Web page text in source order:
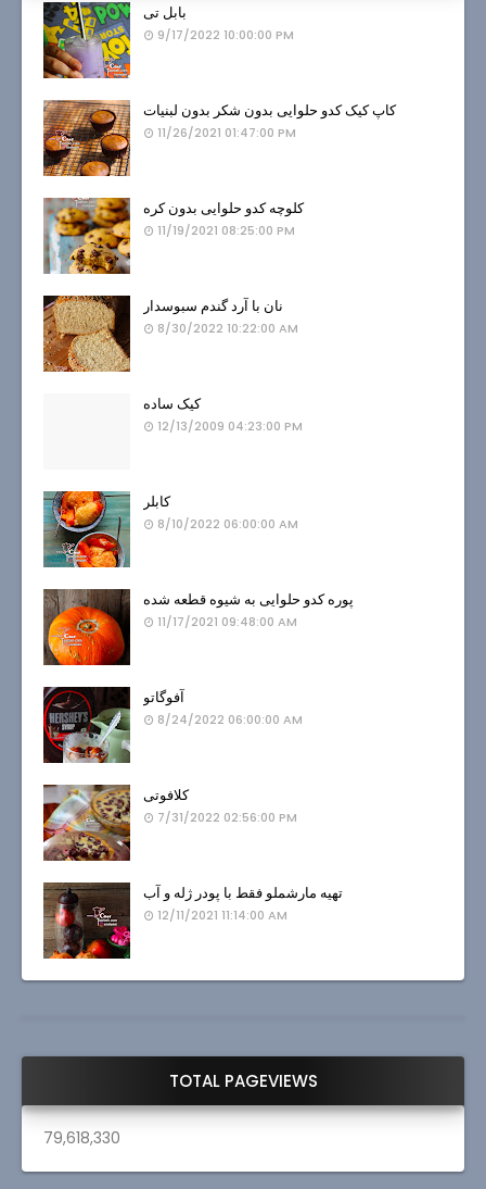
بابل تی
9/17/2022 10:00:00 PM
کاپ کیک کدو حلوایی بدون شکر بدون لبنیات
11/26/2021 01:47:00 PM
کلوچه کدو حلوایی بدون کره
11/19/2021 08:25:00 PM
نان با آرد گندم سبوسدار
8/30/2022 10:22:00 AM
کیک ساده
12/13/2009 04:23:00 PM
کابلر
8/10/2022 06:00:00 AM
پوره کدو حلوایی به شیوه قطعه شده
11/17/2021 09:48:00 AM
آفوگاتو
8/24/2022 06:00:00 AM
کلافوتی
7/31/2022 02:56:00 PM
تهیه مارشملو فقط با پودر ژله و آب
12/11/2021 11:14:00 AM
TOTAL PAGEVIEWS
79,618,330